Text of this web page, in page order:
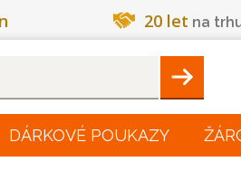
20 let na
Hleadat
DÁRKOVÉ POUKAZY